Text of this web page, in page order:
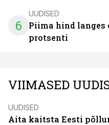
6
UUDISED
Piima hind langes
protsenti
VIIMASED
UUDISED
Aita kaitsta Eesti